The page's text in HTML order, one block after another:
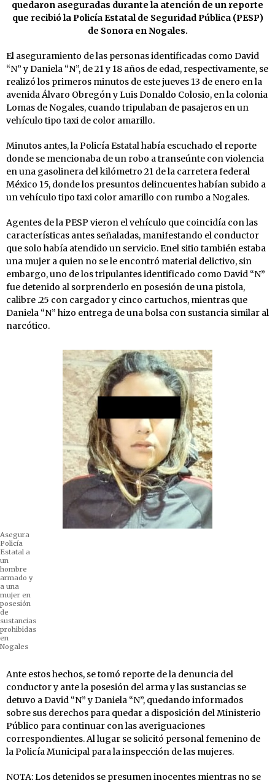
quedaron aseguradas durante la atención de un reporte
que recibió la Policía Estatal de Seguridad Pública (PESP)
de Sonora en Nogales.
El aseguramiento de las personas identificadas como David
“N” y Daniela “N”, de 21 y 18 años de edad, respectivamente, se
realizó los primeros minutos de este jueves 13 de enero en la
avenida Álvaro Obregón y Luis Donaldo Colosio, en la colonia
Lomas de Nogales, cuando tripulaban de pasajeros en un
vehículo tipo taxi de color amarillo.
Minutos antes, la Policía Estatal había escuchado el reporte
donde se mencionaba de un robo a transeúnte con violencia
en una gasolinera del kilómetro 21 de la carretera federal
México 15, donde los presuntos delincuentes habían subido a
un vehículo tipo taxi color amarillo con rumbo a Nogales.
Agentes de la PESP vieron el vehículo que coincidía con las
características antes señaladas, manifestando el conductor
que solo había atendido un servicio. Enel sitio también estaba
una mujer a quien no se le encontró material delictivo, sin
embargo, uno de los tripulantes identificado como David “N”
fue detenido al sorprenderlo en posesión de una pistola,
calibre .25 con cargador y cinco cartuchos, mientras que
Daniela “N” hizo entrega de una bolsa con sustancia similar al
narcótico.
Asegura
Policía
Estatal a
un
hombre
armado y
a una
mujer en
posesión
de
sustancias
prohibidas
en
Nogales
Ante estos hechos, se tomó reporte de la denuncia del
conductor y ante la posesión del arma y las sustancias se
detuvo a David “N” y Daniela “N”, quedando informados
sobre sus derechos para quedar a disposición del Ministerio
Público para continuar con las averiguaciones
correspondientes. Al lugar se solicitó personal femenino de
la Policía Municipal para la inspección de las mujeres.
NOTA: Los detenidos se presumen inocentes mientras no se